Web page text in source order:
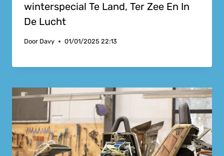
winterspecial Te Land, Ter Zee En In
De Lucht
Door Davy 01/01/2025 22:13